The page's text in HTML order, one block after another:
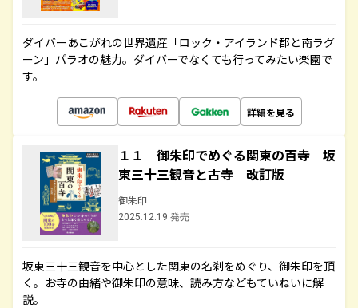
ダイバーあこがれの世界遺産「ロック・アイランド郡と南ラグ
ーン」パラオの魅力。ダイバーでなくても行ってみたい楽園で
す。
詳細を見る
１１ 御朱印でめぐる関東の百寺 坂
東三十三観音と古寺 改訂版
御朱印
2025.12.19 発売
坂東三十三観音を中心とした関東の名刹をめぐり、御朱印を頂
く。お寺の由緒や御朱印の意味、読み方などもていねいに解
説。